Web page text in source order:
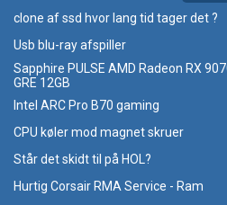
clone af ssd hvor lang tid tager det ?
Usb blu-ray afspiller
Sapphire PULSE AMD Radeon RX
GRE 12GB
Intel ARC Pro B70 gaming
CPU køler mod magnet skruer
Står det skidt til på HOL?
Hurtig Corsair RMA Service - Ram